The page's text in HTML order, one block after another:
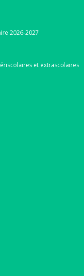
2026-2027
et extrascolaires